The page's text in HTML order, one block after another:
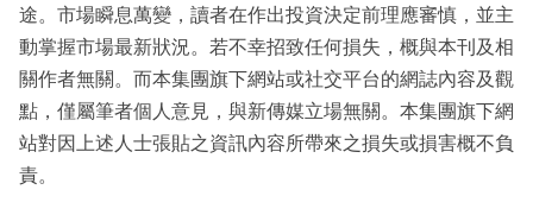
途。市場瞬息萬變，讀者在作出投資決定前理應審慎，並主
動掌握市場最新狀況。若不幸招致任何損失，概與本刊及相
關作者無關。而本集團旗下網站或社交平台的網誌內容及觀
點，僅屬筆者個人意見，與新傳媒立場無關。本集團旗下網
站對因上述人士張貼之資訊內容所帶來之損失或損害概不負
責。